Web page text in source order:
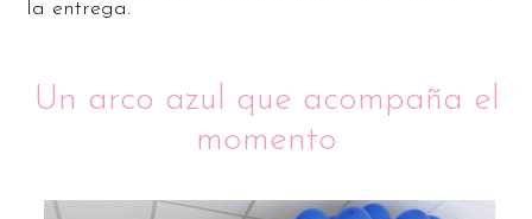
la entrega.
Un arco azul que acompaña el
momento